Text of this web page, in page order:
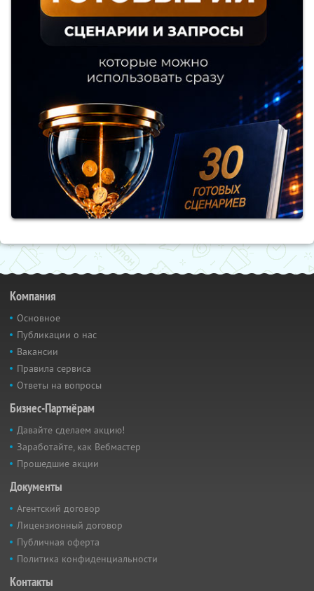
Компания
Основное
Публикации о нас
Вакансии
Правила сервиса
Ответы на вопросы
Бизнес-Партнёрам
Давайте сделаем акцию!
Заработайте, как Вебмастер
Прошедшие акции
Документы
Агентский договор
Лицензионный договор
Публичная оферта
Политика конфиденциальности
Контакты